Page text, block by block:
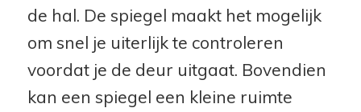
de hal. De spiegel maakt het mogelijk
om snel je uiterlijk te controleren
voordat je de deur uitgaat. Bovendien
kan een spiegel een kleine ruimte